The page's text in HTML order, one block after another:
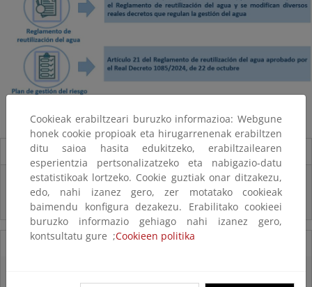
Destacados
Real Decreto subvenciones adaptación riesgos inundación
Inf. Pública RD medidas gestión riesgo inundación
05/08/2025
Cookieak erabiltzeari buruzko informazioa: Webgune
honek cookie propioak eta hirugarrenenak erabiltzen
ditu saioa hasita edukitzeko, erabiltzailearen
esperientzia pertsonalizatzeko eta nabigazio-datu
estatistikoak lortzeko. Cookie guztiak onar ditzakezu,
edo, nahi izanez gero, zer motatako cookieak
baimendu konfigura dezakezu. Erabilitako cookieei
buruzko informazio gehiago nahi izanez gero,
kontsultatu gure ;Cookieen politika